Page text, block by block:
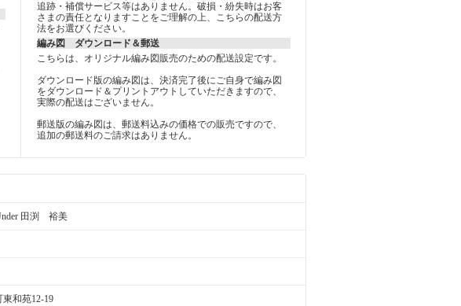
追跡・補償サービス等はありません。破損・紛失時はお客
さまの責任となりますことをご理解の上、こちらの配送方
法をお選びください。
編み図 ダウンロード＆郵送
こちらは、オリジナル編み図販売のための配送設定です。
ダウンロード版の編み図は、決済完了後にご自身で編み図
をダウンロード＆プリントアウトしていただきますので、
実際の配送はございません。
郵送版の編み図は、郵送料込みの価格での販売ですので、
追加の郵送料のご請求はありません。
田渕 裕美
和苑12-19